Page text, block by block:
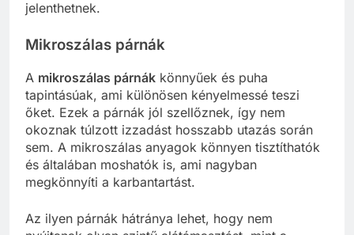
jelenthetnek.
Mikroszálas párnák
A mikroszálas párnák könnyűek és puha
tapintásúak, ami különösen kényelmessé teszi
őket. Ezek a párnák jól szellőznek, így nem
okoznak túlzott izzadást hosszabb utazás során
sem. A mikroszálas anyagok könnyen tisztíthatók
és általában moshatók is, ami nagyban
megkönnyíti a karbantartást.
Az ilyen párnák hátránya lehet, hogy nem